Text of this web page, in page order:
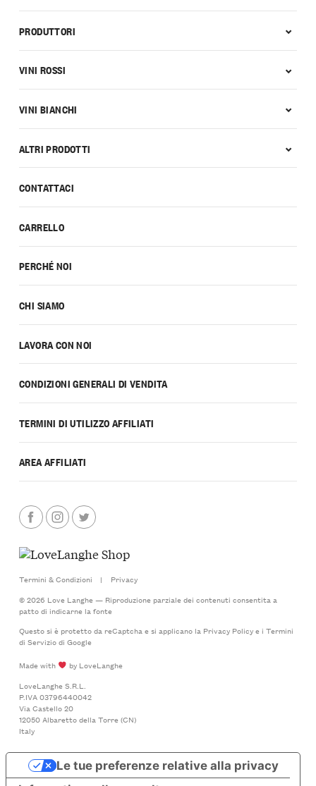
CONTATTACI
CARRELLO
PERCHÉ NOI
CHI SIAMO
LAVORA CON NOI
CONDIZIONI GENERALI DI VENDITA
TERMINI DI UTILIZZO AFFILIATI
AREA AFFILIATI
PRODUTTORI
VINI ROSSI
VINI BIANCHI
ALTRI PRODOTTI
Termini & Condizioni |
Privacy
© 2026 Love Langhe — Riproduzione parziale dei contenuti consentita a
patto di indicarne la fonte
Questo si è protetto da reCaptcha e si applicano la Privacy Policye i Termini
di Serviziodi Google
Made with
by LoveLanghe
LoveLanghe S.R.L.
P.IVA 03796440042
Via Castello 20
12050 Albaretto della Torre (CN)
Italy
Le tue preferenze relative alla privacy